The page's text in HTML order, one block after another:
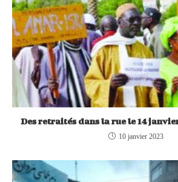
Des retraités dans la rue le 14
10 janvier 2023